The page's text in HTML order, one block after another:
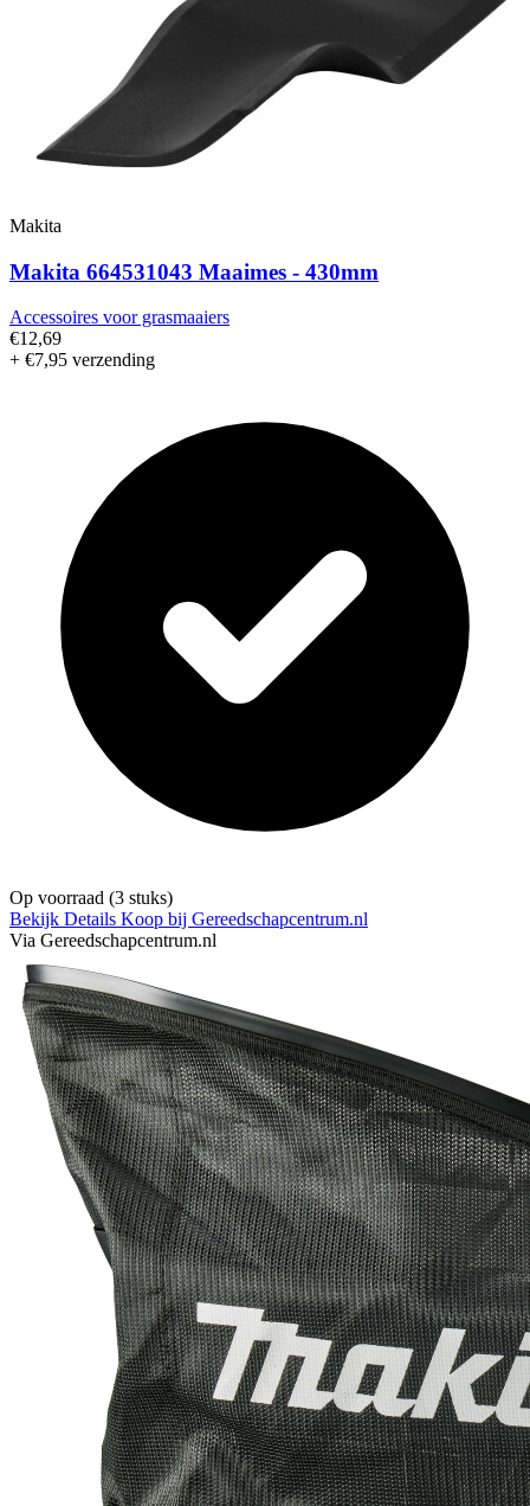
Makita
Makita 664531043 Maaimes - 430mm
Accessoires voor grasmaaiers
€12,69
+ €7,95 verzending
Op voorraad (3 stuks)
Bekijk Details Koop bij Gereedschapcentrum.nl
Via Gereedschapcentrum.nl